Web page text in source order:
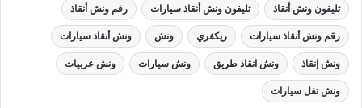
تليفون ونش أنقاذ تليفون ونش أنقاذ سيارات رقم ونش أنقاذ
رقم ونش أنقاذ سيارات ريكفري ونش ونش أنقاذ سيارات
ونش إنقاذ ونش انقاذ طريق ونش سيارات ونش عربيات
ونش نقل سيارات